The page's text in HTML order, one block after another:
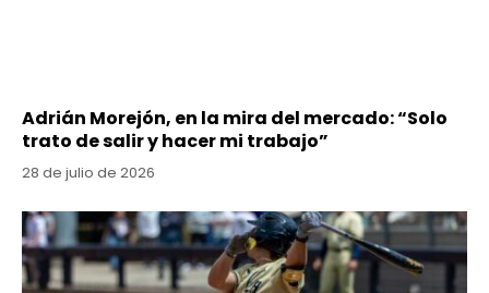
Adrián Morejón, en la mira del mercado: “Solo
trato de salir y hacer mi trabajo”
28 de julio de 2026